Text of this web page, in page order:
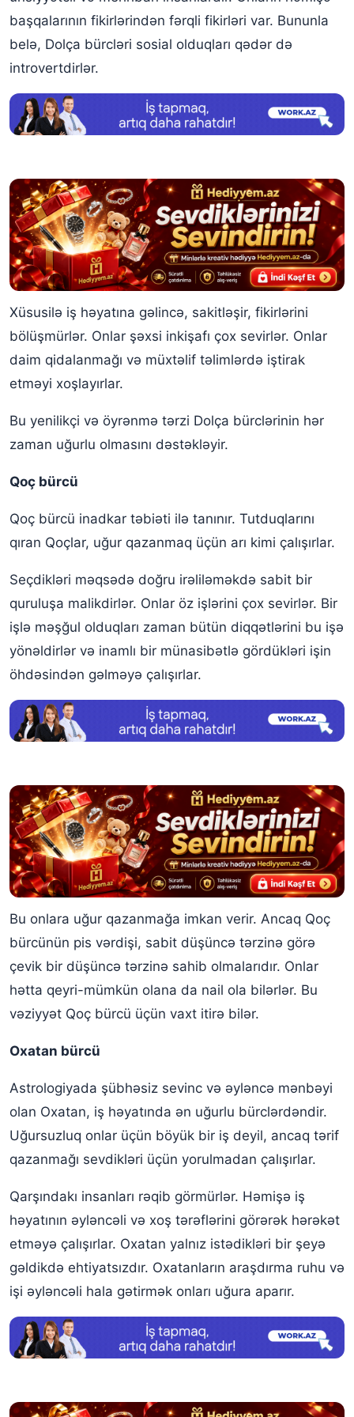
başqalarının fikirlərindən fərqli fikirləri var. Bununla
belə, Dolça bürcləri sosial olduqları qədər də
introvertdirlər.
Xüsusilə iş həyatına gəlincə, sakitləşir, fikirlərini
bölüşmürlər. Onlar şəxsi inkişafı çox sevirlər. Onlar
daim qidalanmağı və müxtəlif təlimlərdə iştirak
etməyi xoşlayırlar.
Bu yenilikçi və öyrənmə tərzi Dolça bürclərinin hər
zaman uğurlu olmasını dəstəkləyir.
Qoç bürcü
Qoç bürcü inadkar təbiəti ilə tanınır. Tutduqlarını
qıran Qoçlar, uğur qazanmaq üçün arı kimi çalışırlar.
Seçdikləri məqsədə doğru irəliləməkdə sabit bir
quruluşa malikdirlər. Onlar öz işlərini çox sevirlər. Bir
işlə məşğul olduqları zaman bütün diqqətlərini bu işə
yönəldirlər və inamlı bir münasibətlə gördükləri işin
öhdəsindən gəlməyə çalışırlar.
Bu onlara uğur qazanmağa imkan verir. Ancaq Qoç
bürcünün pis vərdişi, sabit düşüncə tərzinə görə
çevik bir düşüncə tərzinə sahib olmalarıdır. Onlar
hətta qeyri-mümkün olana da nail ola bilərlər. Bu
vəziyyət Qoç bürcü üçün vaxt itirə bilər.
Oxatan bürcü
Astrologiyada şübhəsiz sevinc və əyləncə mənbəyi
olan Oxatan, iş həyatında ən uğurlu bürclərdəndir.
Uğursuzluq onlar üçün böyük bir iş deyil, ancaq tərif
qazanmağı sevdikləri üçün yorulmadan çalışırlar.
Qarşındakı insanları rəqib görmürlər. Həmişə iş
həyatının əyləncəli və xoş tərəflərini görərək hərəkət
etməyə çalışırlar. Oxatan yalnız istədikləri bir şeyə
gəldikdə ehtiyatsızdır. Oxatanların araşdırma ruhu və
işi əyləncəli hala gətirmək onları uğura aparır.